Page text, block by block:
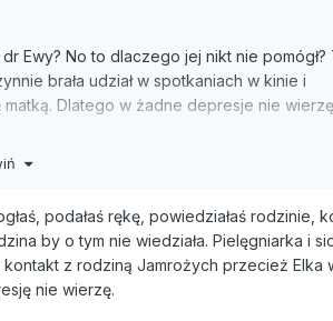
Ewy? No to dlaczego jej nikt nie pomógł?
brała udział w spotkaniach w kinie i
Dlatego w żadne depresje nie
podałaś rękę, powiedziałaś rodzinie,
by o tym nie wiedziała. Pielęgniarka i
kontakt z rodziną Jamrożych przecież Elka
nie wierzę.